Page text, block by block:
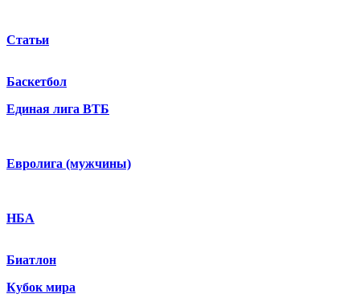
Статьи
Баскетбол
Единая лига ВТБ
Евролига (мужчины)
НБА
Биатлон
Кубок мира